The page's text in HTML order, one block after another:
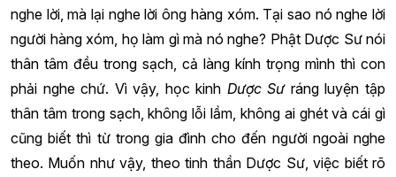
nghe lời, mà lại nghe lời ông hàng xóm. Tại sao nó nghe lời
người hàng xóm, họ làm gì mà nó nghe? Phật Dược Sư nói
thân tâm đều trong sạch, cả làng kính trọng mình thì con
phải nghe chứ. Vì vậy, học kinh Dược Sưráng luyện tập
thân tâm trong sạch, không lỗi lầm, không ai ghét và cái gì
cũng biết thì từ trong gia đình cho đến người ngoài nghe
theo. Muốn như vậy, theo tinh thần Dược Sư, việc biết rõ